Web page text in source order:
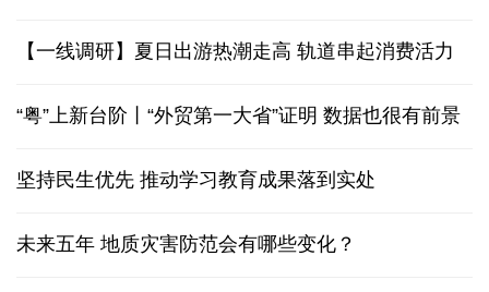
【一线调研】夏日出游热潮走高 轨道串起消费活力
“粤”上新台阶丨“外贸第一大省”证明 数据也很有前景
坚持民生优先 推动学习教育成果落到实处
未来五年 地质灾害防范会有哪些变化？